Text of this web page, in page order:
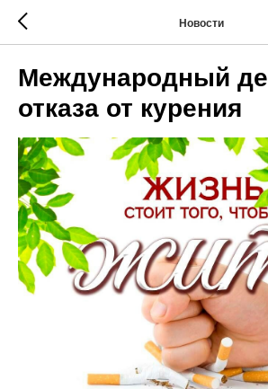
Новости
Международный
отказа от курения